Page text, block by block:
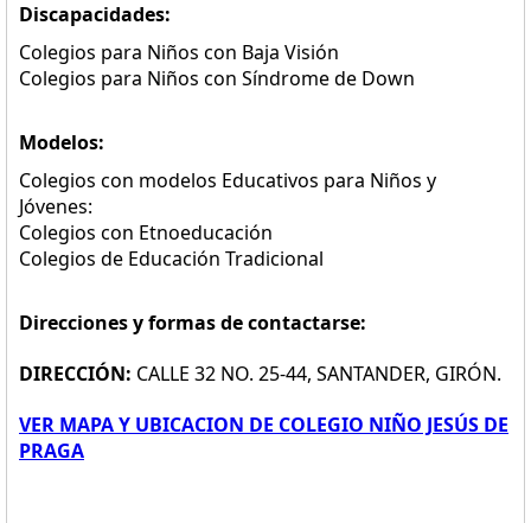
Discapacidades:
Colegios para Niños con Baja Visión
Colegios para Niños con Síndrome de Down
Modelos:
Colegios con modelos Educativos para Niños y
Jóvenes:
Colegios con Etnoeducación
Colegios de Educación Tradicional
Direcciones y formas de contactarse:
DIRECCIÓN: CALLE 32 NO. 25-44, SANTANDER, GIRÓN.
VER MAPA Y UBICACION DE COLEGIO NIÑO JESÚS DE
PRAGA